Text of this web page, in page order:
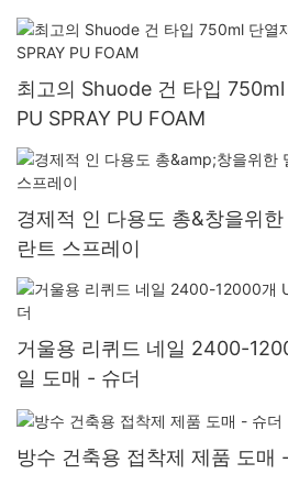
최고의 Shuode 건 타입
PU SPRAY PU FOAM
경제적 인 다용도 총&창을위
란트 스프레이
거울용 리퀴드 네일 2400-
일 도매 - 슈더
방수 건축용 접착제 제품 도매